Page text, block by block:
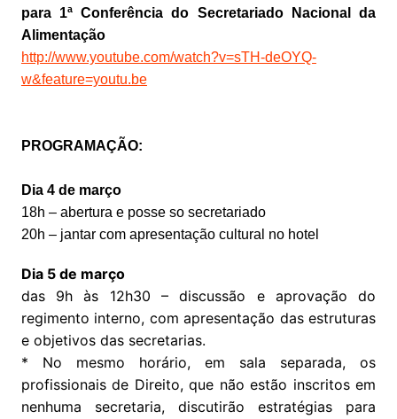
para 1ª Conferência do Secretariado Nacional da
Alimentação
http://www.youtube.com/watch?v=sTH-deOYQ-
w&feature=youtu.be
PROGRAMAÇÃO:
Dia 4 de março
18h – abertura e posse so secretariado
20h – jantar com apresentação cultural no hotel
Dia 5 de março
das 9h às 12h30 – discussão e aprovação do
regimento interno, com apresentação das estruturas
e objetivos das secretarias.
* No mesmo horário, em sala separada, os
profissionais de Direito, que não estão inscritos em
nenhuma secretaria, discutirão estratégias para